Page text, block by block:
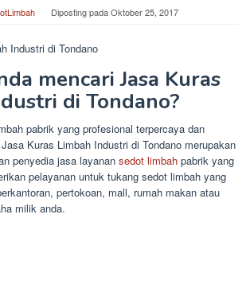
Diposting padaOktober 25, 2017
mencari Jasa Kuras
di Tondano?
pabrik yang profesional terpercaya dan
Kuras Limbah Industri di Tondano merupakan
penyedia jasa layanan sedot limbah pabrik yang
pelayanan untuk tukang sedot limbah yang
pertokoan, mall, rumah makan atau
milik anda.